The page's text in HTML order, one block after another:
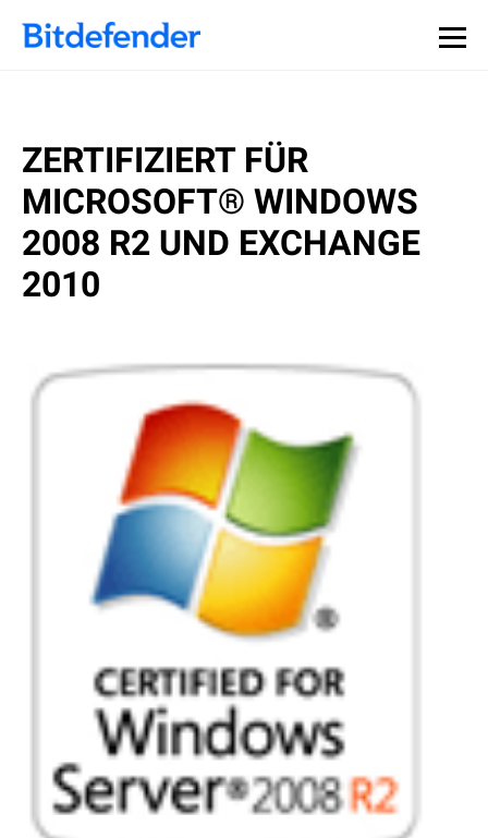
ZERTIFIZIERT FÜR
MICROSOFT® WINDOWS
2008 R2 UND EXCHANGE
2010